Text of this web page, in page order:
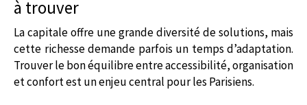
à trouver
La capitale offre une grande diversité de solutions, mais
cette richesse demande parfois un temps d’adaptation.
Trouver le bon équilibre entre accessibilité, organisation
et confort est un enjeu central pour les Parisiens.